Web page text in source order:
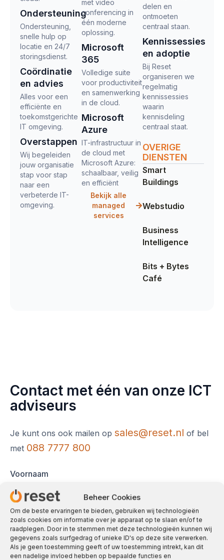
Beheer Cookies
Om de beste ervaringen te bieden, gebruiken wij technologieën
zoals cookies om informatie over je apparaat op te slaan en/of te
raadplegen. Door in te stemmen met deze technologieën kunnen wij
gegevens zoals surfgedrag of unieke ID's op deze site verwerken.
Als je geen toestemming geeft of uw toestemming intrekt, kan dit
een nadelige invloed hebben op bepaalde functies en
Ondersteuning
Ondersteuning,
snelle hulp op
locatie en 24/7
storingsdienst.
Coördinatie
en advies
Alles voor een
efficiënte en
toekomstgerichte
IT omgeving.
Overstappen
Wij begeleiden
jouw organisatie
stap voor stap
naar een
verbeterde IT-
omgeving.
met video
conferencing in
één moderne
oplossing.
Microsoft
365
Volledige suite
voor productiviteit
en samenwerking
in de cloud.
Microsoft
Azure
IT-infrastructuur in
de cloud met
Microsoft Azure:
schaalbaar, veilig
en efficiënt
Bekijk alle
managed
services
delen en
ontmoeten
centraal staan.
Kennissessies
en adoptie
Bij Reset
organiseren we
regelmatig
kennissessies
waarin
kennisdeling
centraal staat.
OVERIGE
DIENSTEN
Smart
Buildings
Webstudio
Business
Intelligence
Bits + Bytes
Café
Contact met één van onze ICT
adviseurs
Je kunt ons ook mailen op sales@reset.nl of bel
met 088 7777 800
Voornaam
Achternaam